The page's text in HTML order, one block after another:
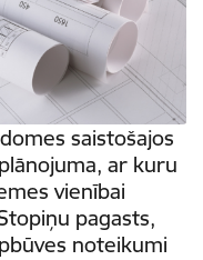
saistošajos
ar kuru
vienībai
pagasts,
noteikumi